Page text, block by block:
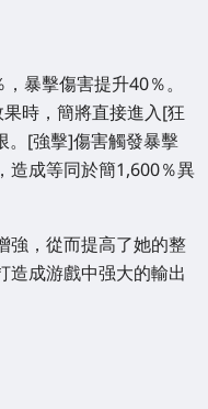
暴擊傷害提升40％。
時，簡將直接進入[狂
。[強擊]傷害觸發暴擊
造成等同於簡1,600％異
強，從而提高了她的整
造成游戲中强大的輸出